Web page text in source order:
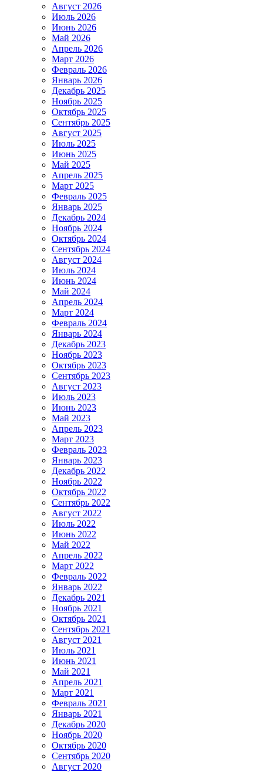
Август 2026
Июль 2026
Июнь 2026
Май 2026
Апрель 2026
Март 2026
Февраль 2026
Январь 2026
Декабрь 2025
Ноябрь 2025
Октябрь 2025
Сентябрь 2025
Август 2025
Июль 2025
Июнь 2025
Май 2025
Апрель 2025
Март 2025
Февраль 2025
Январь 2025
Декабрь 2024
Ноябрь 2024
Октябрь 2024
Сентябрь 2024
Август 2024
Июль 2024
Июнь 2024
Май 2024
Апрель 2024
Март 2024
Февраль 2024
Январь 2024
Декабрь 2023
Ноябрь 2023
Октябрь 2023
Сентябрь 2023
Август 2023
Июль 2023
Июнь 2023
Май 2023
Апрель 2023
Март 2023
Февраль 2023
Январь 2023
Декабрь 2022
Ноябрь 2022
Октябрь 2022
Сентябрь 2022
Август 2022
Июль 2022
Июнь 2022
Май 2022
Апрель 2022
Март 2022
Февраль 2022
Январь 2022
Декабрь 2021
Ноябрь 2021
Октябрь 2021
Сентябрь 2021
Август 2021
Июль 2021
Июнь 2021
Май 2021
Апрель 2021
Март 2021
Февраль 2021
Январь 2021
Декабрь 2020
Ноябрь 2020
Октябрь 2020
Сентябрь 2020
Август 2020